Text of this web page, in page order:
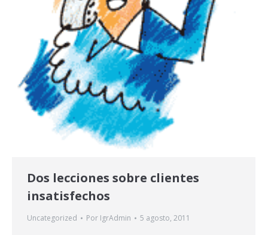
Dos lecciones sobre clientes
insatisfechos
Uncategorized Por IgrAdmin 5 agosto, 2011